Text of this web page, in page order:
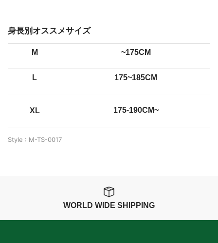
身長別オススメサイズ
M ~175CM
L 175~185CM
XL 175-190CM~
Style : M-TS-0017
WORLD WIDE SHIPPING